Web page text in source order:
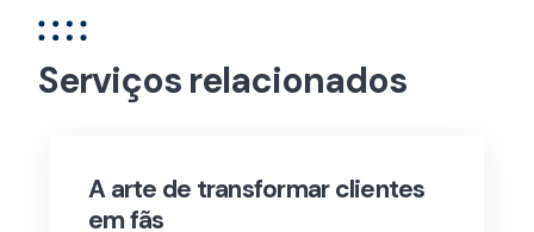
Serviços relacionados
A arte de transformar clientes
em fãs